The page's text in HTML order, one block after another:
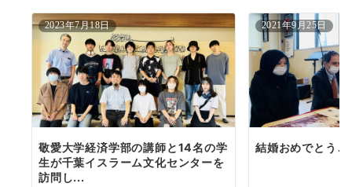
2023年7月18日
敬愛大学経済学部の講師と14名の学
生が千葉イスラーム文化センターを
訪問し...
2021年9月25日
結婚おめでとうご